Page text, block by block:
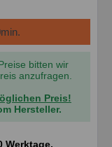
bitten wir
anzufragen.
Preis!
Hersteller.
Werktage,